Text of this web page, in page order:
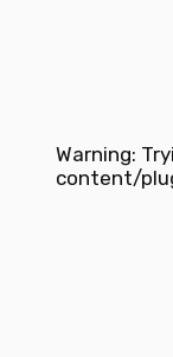
Warning:
content/